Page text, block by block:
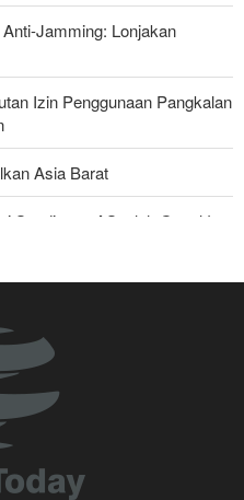
Jamming: Lonjakan
Izin Penggunaan Pangkalan
Asia Barat
Sandiwara AS telah Gagal !
Kini Saatnya Andalkan Diri
Iran Tidak Buat Nuklir, Tapi
Lagi Seefektif Dulu?